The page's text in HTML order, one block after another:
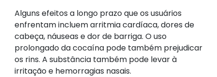
Alguns efeitos a longo prazo que os usuários
enfrentam incluem arritmia cardíaca, dores de
cabeça, náuseas e dor de barriga. O uso
prolongado da cocaína pode também prejudicar
os rins. A substância também pode levar à
irritação e hemorragias nasais.